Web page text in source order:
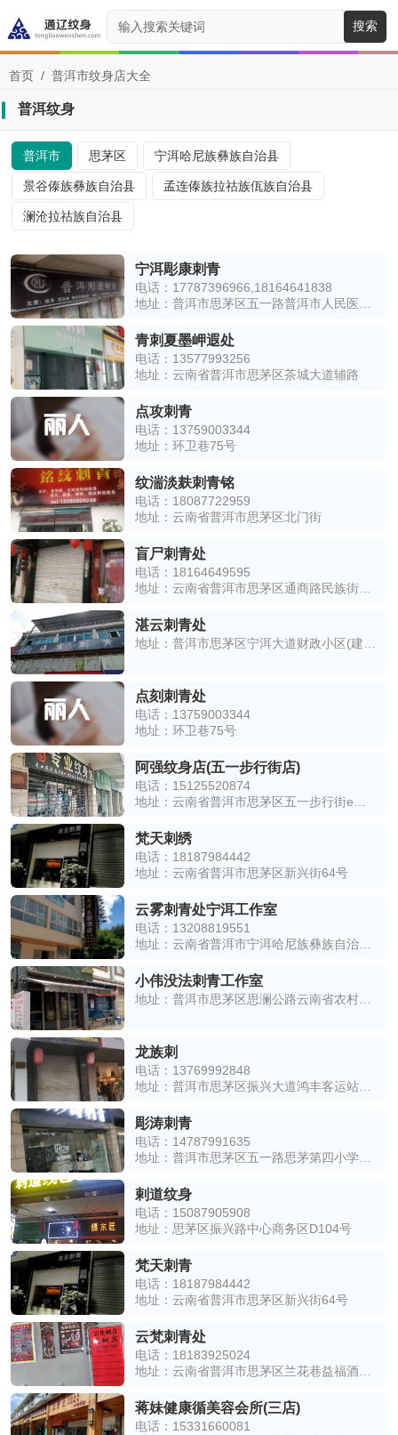
搜索
首页 / 普洱市纹身店大全
普洱纹身
普洱市 思茅区 宁洱哈尼族彝族自治县
景谷傣族彝族自治县 孟连傣族拉祜族佤族自治县
澜沧拉祜族自治县
宁洱彫康刺青
电话：17787396966,18164641838
青刺夏墨岬遐处
电话：13577993256
地址：云南省普洱市思茅区茶城大道辅路
点攻刺青
电话：13759003344
地址：环卫巷75号
纹湍淡麸刺青铭
电话：18087722959
地址：云南省普洱市思茅区北门街
盲尸刺青处
电话：18164649595
湛云刺青处
点刻刺青处
电话：13759003344
地址：环卫巷75号
阿强纹身店(五一步行街店)
电话：15125520874
梵天刺绣
电话：18187984442
地址：云南省普洱市思茅区新兴街64号
云雾刺青处宁洱工作室
电话：13208819551
小伟没法刺青工作室
龙族刺
电话：13769992848
彫涛刺青
电话：14787991635
剌道纹身
电话：15087905908
地址：思茅区振兴路中心商务区D104号
梵天刺青
电话：18187984442
地址：云南省普洱市思茅区新兴街64号
云梵刺青处
电话：18183925024
蒋妹健康循美容会所(三店)
电话：15331660081